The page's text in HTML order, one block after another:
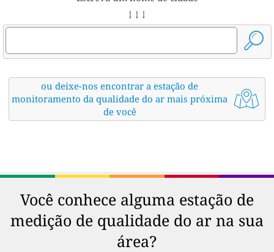
↓ ↓ ↓
ou deixe-nos encontrar a estação de
monitoramento da qualidade do ar mais próxima
de você
Você conhece alguma estação de
medição de qualidade do ar na sua
área?